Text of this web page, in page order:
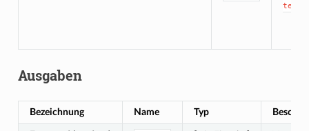
Ausgaben
Bezeichnung Name Typ